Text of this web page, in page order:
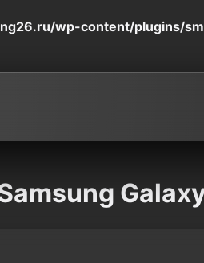
wp-content/plugins/